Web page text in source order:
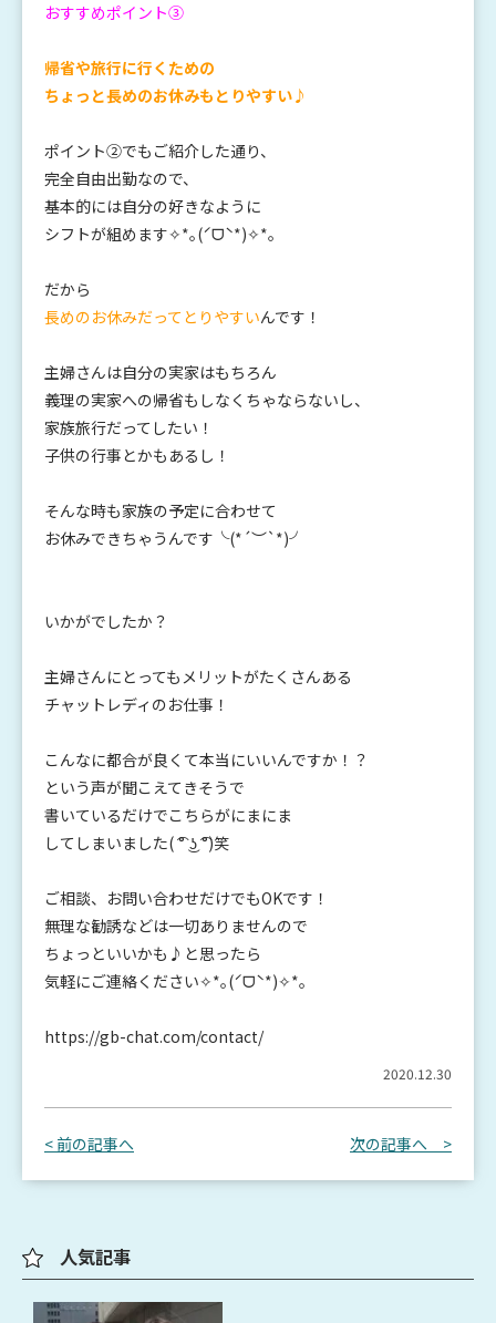
おすすめポイント③
帰省や旅行に行くための
ちょっと長めのお休みもとりやすい♪
ポイント②でもご紹介した通り、
完全自由出勤なので、
基本的には自分の好きなように
シフトが組めます✧*｡(ˊᗜˋ*)✧*｡
だから
長めのお休みだってとりやすいんです！
主婦さんは自分の実家はもちろん
義理の実家への帰省もしなくちゃならないし、
家族旅行だってしたい！
子供の行事とかもあるし！
そんな時も家族の予定に合わせて
お休みできちゃうんです╰(*´︶`*)╯
いかがでしたか？
主婦さんにとってもメリットがたくさんある
チャットレディのお仕事！
こんなに都合が良くて本当にいいんですか！？
という声が聞こえてきそうで
書いているだけでこちらがにまにま
してしまいました( ͡° ͜ʖ ͡°)笑
ご相談、お問い合わせだけでもOKです！
無理な勧誘などは一切ありませんので
ちょっといいかも♪と思ったら
気軽にご連絡ください✧*｡(ˊᗜˋ*)✧*｡
https://gb-chat.com/contact/
2020.12.30
< 前の記事へ 次の記事へ >
人気記事